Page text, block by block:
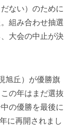
ない）のために
組み合わせ抽選
大会の中止が決
旭丘）が優勝旗
の年はまだ選抜
の優勝を最後に
に再開されまし